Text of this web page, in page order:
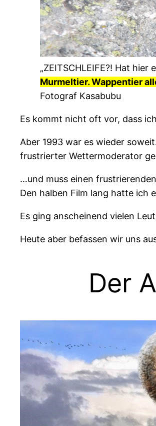
„ZEITSCHLEIFE?! Hat
Murmeltier. Wappentier
Fotograf Kasabubu
Es kommt nicht oft vor, dass
Aber 1993 war es wieder
frustrierter Wettermoderator
…und muss einen
Den halben Film lang hatte ich
Es ging anscheinend vielen
Heute aber befassen wir uns
Der